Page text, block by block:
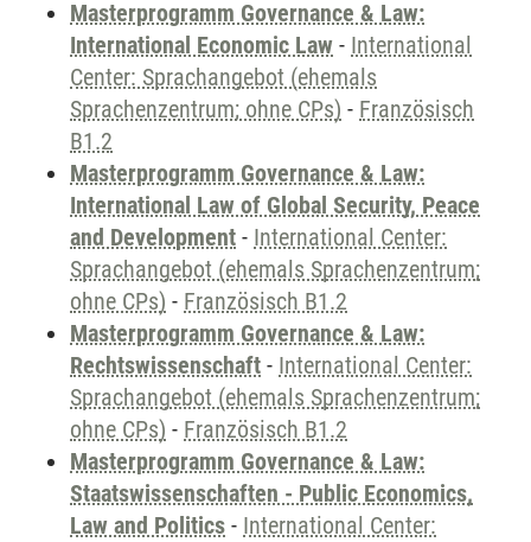
Masterprogramm Governance & Law:
International Economic Law - International
Center: Sprachangebot (ehemals
Sprachenzentrum; ohne CPs) - Französisch
B1.2
Masterprogramm Governance & Law:
International Law of Global Security, Peace
and Development - International Center:
Sprachangebot (ehemals Sprachenzentrum;
ohne CPs) - Französisch B1.2
Masterprogramm Governance & Law:
Rechtswissenschaft - International Center:
Sprachangebot (ehemals Sprachenzentrum;
ohne CPs) - Französisch B1.2
Masterprogramm Governance & Law:
Staatswissenschaften - Public Economics,
Law and Politics - International Center: